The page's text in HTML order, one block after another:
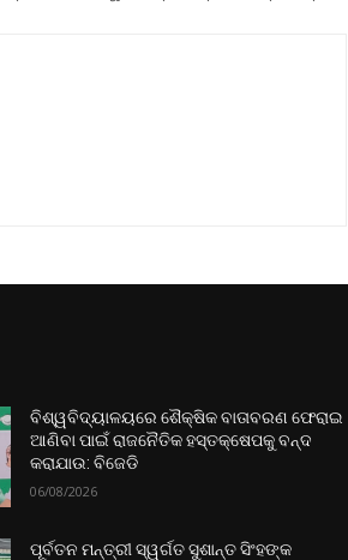
ବିଶ୍ୱବିଦ୍ୟାଳୟରେ ଶୈକ୍ଷିକ ବାତାବରଣ ଫେରାଇ
ଆଣିବା ପାଇଁ ରାଜନୈତିକ ହସ୍ତକ୍ଷେପକୁ ବନ୍ଦ
କରାଯାଉ: ବିଜେଡି
06/08/2026
ପୂର୍ବତନ ମନ୍ତ୍ରୀ ସ୍ୱର୍ଗତ ସୁଶାନ୍ତ ସିଂହଙ୍କ